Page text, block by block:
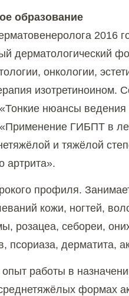
образование
2016
дерматологический
онкологии,
изотретиноином.
нюансы ведения
ГИБПТ в
и тяжёлой
артрита».
профиля.
кожи, ногтей,
розацеа, себореи,
псориаза, дерматита,
работы в
формах